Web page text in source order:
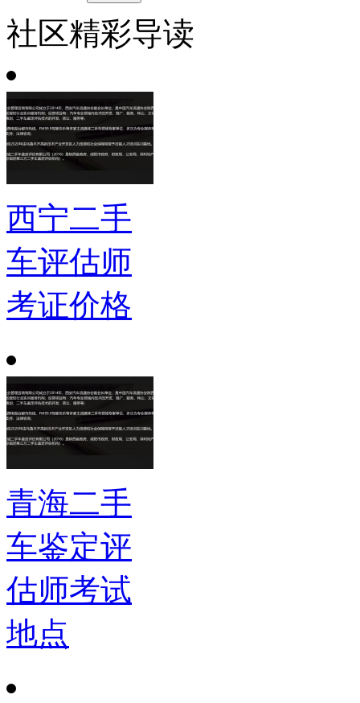
社区精彩导读
西宁二手
车评估师
考证价格
青海二手
车鉴定评
估师考试
地点